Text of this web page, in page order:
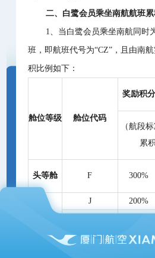
二、白鹭会员乘坐南航航班
1、当白鹭会员乘坐南航同时
班，即航班代号为“CZ”，且由南
积比例如下：
舱位等级 舱位代码
奖励积分
（航段
累
头等舱 F 300%
J 200%
I
100%
经济